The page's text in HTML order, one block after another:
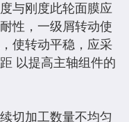
与刚度此轮面膜应
性，一级屑转动使
使转动平稳，应采
以提高主轴组件的
切加工数量不均匀